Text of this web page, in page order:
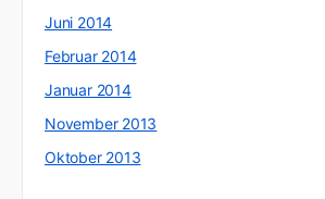
Juni 2014
Februar 2014
Januar 2014
November 2013
Oktober 2013